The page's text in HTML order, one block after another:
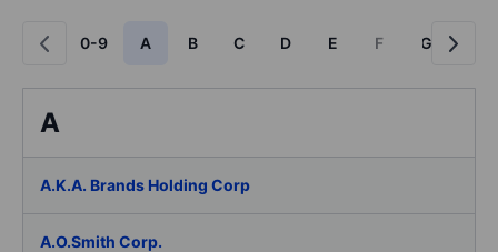
0-9 A B C D E F G
A
A.K.A. Brands Holding Corp
A.O.Smith Corp.